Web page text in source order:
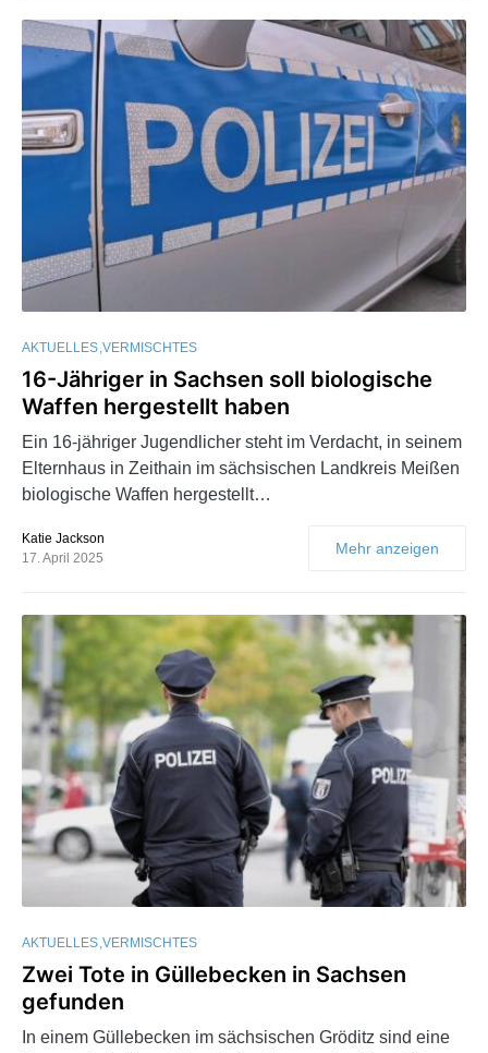
AKTUELLES VERMISCHTES
16-Jähriger in Sachsen soll biologische
Waffen hergestellt haben
Ein 16-jähriger Jugendlicher steht im Verdacht, in seinem
Elternhaus in Zeithain im sächsischen Landkreis Meißen
biologische Waffen hergestellt…
Katie Jackson
17. April 2025
Mehr anzeigen
AKTUELLES VERMISCHTES
Zwei Tote in Güllebecken in Sachsen
gefunden
In einem Güllebecken im sächsischen Gröditz sind eine